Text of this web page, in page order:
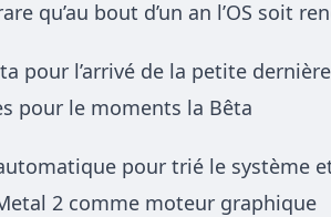
qu’au bout d’un an l’OS soit
pour l’arrivé de la petite
pour le moments la Bêta
pour trié le système
2 comme moteur graphique